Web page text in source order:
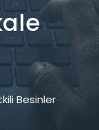
Besinler